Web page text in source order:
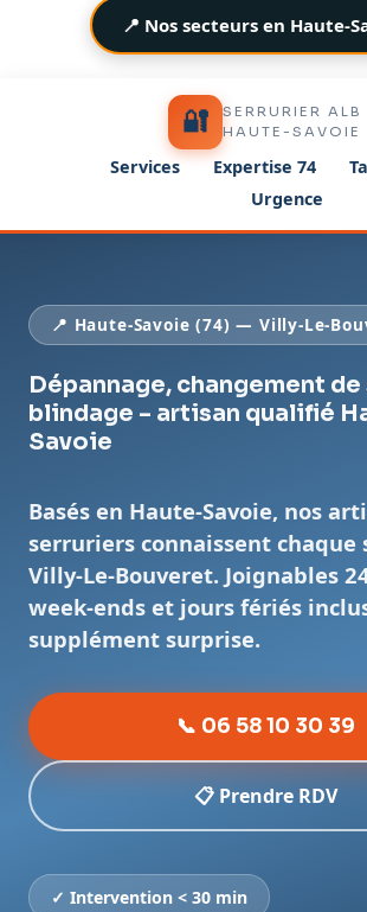
📍 Nos secteurs en Haute-
🔐
SERRURIER ALB
HAUTE-SAVOIE
Services Expertise 74
Urgence
📍 Haute-Savoie (74) — Villy-Le-
Dépannage, changement
blindage – artisan qualifié
Savoie
Basés en Haute-Savoie, nos
serruriers connaissent chaque
Villy-Le-Bouveret. Joignables
week-ends et jours fériés
supplément surprise.
📞 06 58 10 30 39
📋 Prendre RDV
✓ Intervention < 30 min